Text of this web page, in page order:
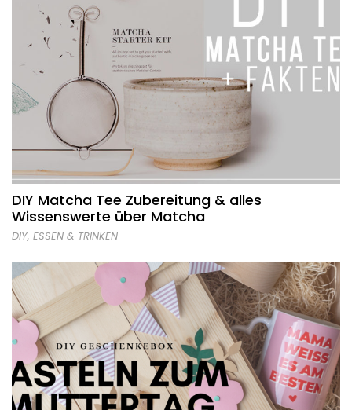
DIY Matcha Tee Zubereitung & alles
Wissenswerte über Matcha
DIY, ESSEN & TRINKEN